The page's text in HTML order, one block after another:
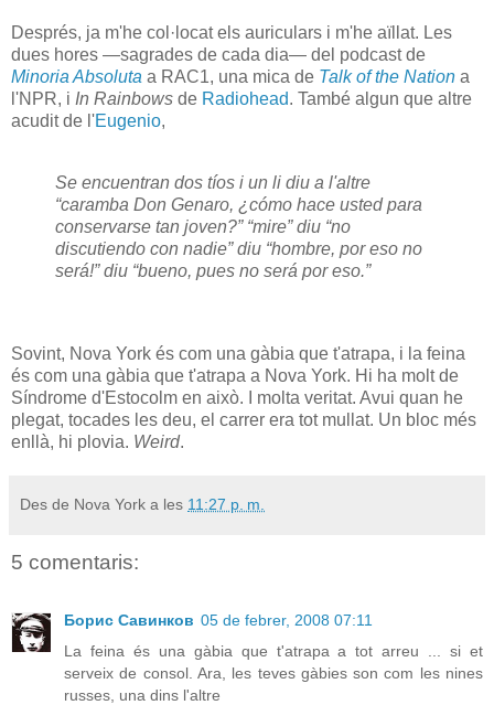
Després, ja m'he col·locat els auriculars i m'he aïllat. Les
dues hores —sagrades de cada dia— del podcast de
Minoria Absoluta a RAC1, una mica de Talk of the Nation a
l'NPR, i In Rainbows de Radiohead. També algun que altre
acudit de l'Eugenio,
Se encuentran dos tíos i un li diu a l'altre
“caramba Don Genaro, ¿cómo hace usted para
conservarse tan joven?” “mire” diu “no
discutiendo con nadie” diu “hombre, por eso no
será!” diu “bueno, pues no será por eso.”
Sovint, Nova York és com una gàbia que t'atrapa, i la feina
és com una gàbia que t'atrapa a Nova York. Hi ha molt de
Síndrome d'Estocolm en això. I molta veritat. Avui quan he
plegat, tocades les deu, el carrer era tot mullat. Un bloc més
enllà, hi plovia. Weird.
Des de Nova York a les 11:27 p. m.
5 comentaris:
Борис Савинков 05 de febrer, 2008 07:11
La feina és una gàbia que t'atrapa a tot arreu ... si et
serveix de consol. Ara, les teves gàbies son com les nines
russes, una dins l'altre